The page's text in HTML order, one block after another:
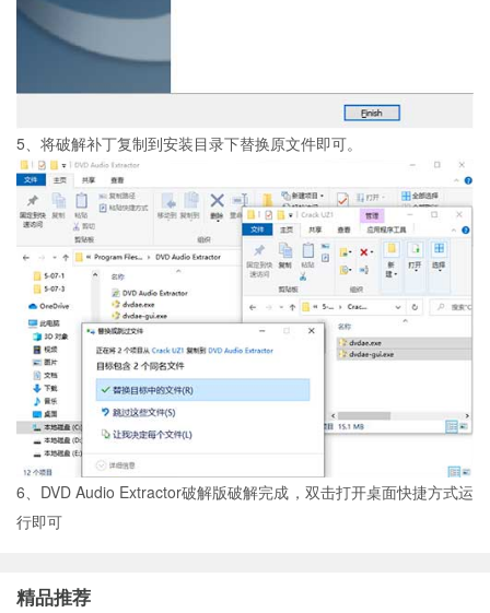
5、将破解补丁复制到安装目录下替换原文件即可。
6、DVD Audio Extractor破解版破解完成，双击打开桌面快捷方式运
行即可
精品推荐